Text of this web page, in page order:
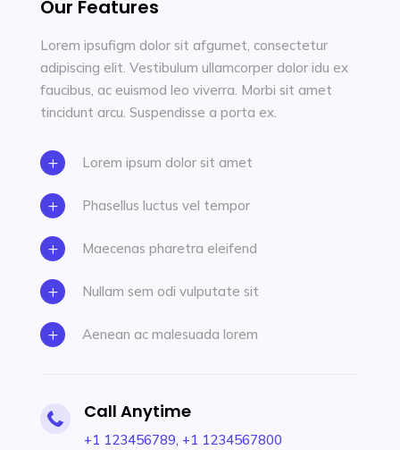
Our Features
Lorem ipsufigm dolor sit afgumet, consectetur
adipiscing elit. Vestibulum ullamcorper dolor idu ex
faucibus, ac euismod leo viverra. Morbi sit amet
tincidunt arcu. Suspendisse a porta ex.
L Lorem ipsum dolor sit amet
L Phasellus luctus vel tempor
L Maecenas pharetra eleifend
L Nullam sem odi vulputate sit
L Aenean ac malesuada lorem
 Call Anytime
+1 123456789, +1 1234567800